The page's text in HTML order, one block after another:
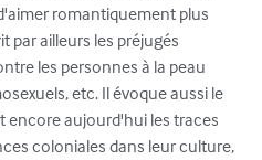
romantiquement plus
par ailleurs les préjugés
les personnes à la peau
etc. Il évoque aussi le
encore aujourd'hui les traces
coloniales dans leur culture,